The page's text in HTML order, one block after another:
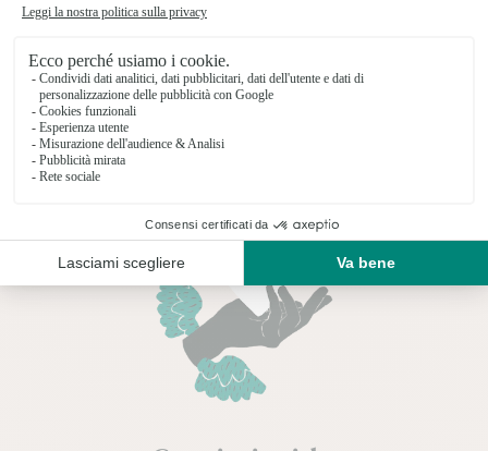
Le rose sono i fiori più regalati e sono
come fare per mantenere le rose più a
lungo?